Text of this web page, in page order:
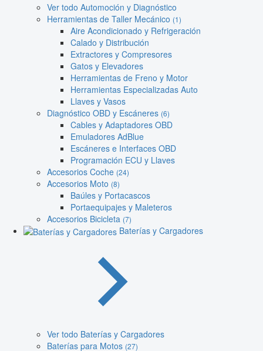
Ver todo Automoción y Diagnóstico
Herramientas de Taller Mecánico (1)
Aire Acondicionado y Refrigeración
Calado y Distribución
Extractores y Compresores
Gatos y Elevadores
Herramientas de Freno y Motor
Herramientas Especializadas Auto
Llaves y Vasos
Diagnóstico OBD y Escáneres (6)
Cables y Adaptadores OBD
Emuladores AdBlue
Escáneres e Interfaces OBD
Programación ECU y Llaves
Accesorios Coche (24)
Accesorios Moto (8)
Baúles y Portacascos
Portaequipajes y Maleteros
Accesorios Bicicleta (7)
Baterías y Cargadores
Ver todo Baterías y Cargadores
Baterías para Motos (27)